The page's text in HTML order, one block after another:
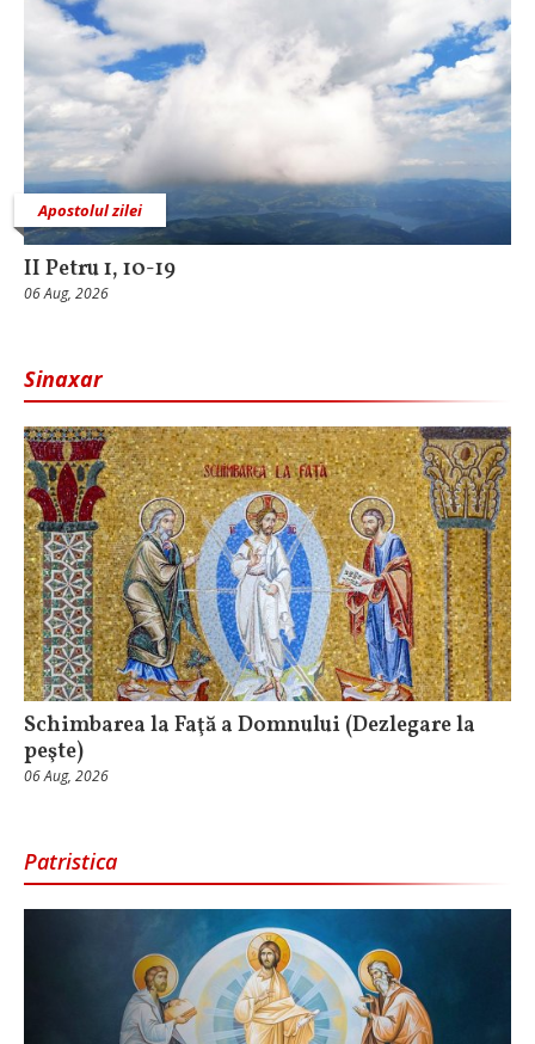
Apostolul zilei
II Petru 1, 10-19
06 Aug, 2026
Sinaxar
Schimbarea la Faţă a Domnului (Dezlegare la
peşte)
06 Aug, 2026
Patristica